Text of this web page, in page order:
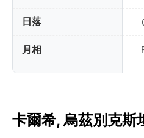
日落
月相
卡爾希, 烏茲別克